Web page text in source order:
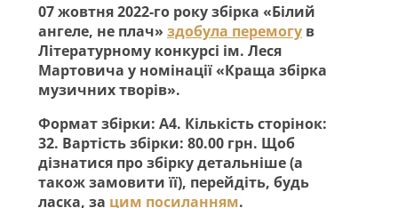
07 жовтня 2022-го року збірка «Білий
ангеле, не плач» здобула перемогу в
Літературному конкурсі ім. Леся
Мартовича у номінації «Краща збірка
музичних творів».
Формат збірки: А4. Кількість сторінок:
32. Вартість збірки: 80.00 грн. Щоб
дізнатися про збірку детальніше (а
також замовити її), перейдіть, будь
ласка, за цим посиланням.